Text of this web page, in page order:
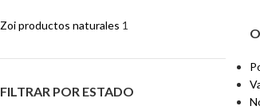
Zoi productos naturales 1
FILTRAR POR ESTADO